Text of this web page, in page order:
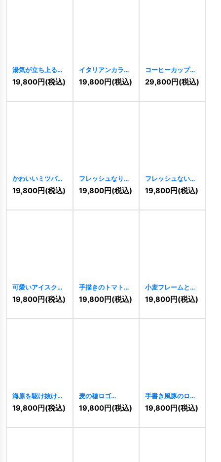
湯気が立ち上る
熱々のボウルと太
陽のロゴ
11384]
19,800円(税込)
イタリアンカラー
のラザニアが描か
れた温かみのある
19,800円(税込)
コーヒーカップと
コーヒー豆のロゴ
10019 ]
29,800円(税込)
かわいいミツバチ
のキャラクターロ
ゴ [ 9755]
19,800円(税込)
フレッシュなりん
ごと成長のロゴ
9550
19,800円(税込)
フレッシュないち
ごを包むロゴ
9538 ]
19,800円(税込)
可愛いアイスクリ
ームのロゴ
9308 ]
19,800円(税込)
手描きのトマトの
ロゴ[9271]
19,800円(税込)
小麦フレームとパ
ンのロゴ[9126]
19,800円(税込)
海原を駆け抜ける
魚ロゴ[9084]
19,800円(税込)
麦の穂ロゴ
[8983]
19,800円(税込)
手書き風豚のロゴ
[8923]
19,800円(税込)